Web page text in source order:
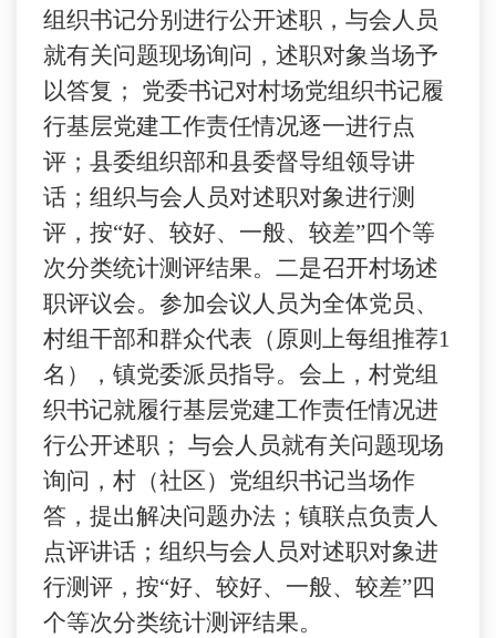
组织书记分别进行公开述职，与会人员
就有关问题现场询问，述职对象当场予
以答复； 党委书记对村场党组织书记履
行基层党建工作责任情况逐一进行点
评；县委组织部和县委督导组领导讲
话；组织与会人员对述职对象进行测
评，按“好、较好、一般、较差”四个等
次分类统计测评结果。二是召开村场述
职评议会。参加会议人员为全体党员、
村组干部和群众代表（原则上每组推荐1
名），镇党委派员指导。会上，村党组
织书记就履行基层党建工作责任情况进
行公开述职； 与会人员就有关问题现场
询问，村（社区）党组织书记当场作
答，提出解决问题办法；镇联点负责人
点评讲话；组织与会人员对述职对象进
行测评，按“好、较好、一般、较差”四
个等次分类统计测评结果。